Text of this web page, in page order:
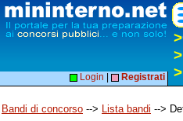
>
>
>
Login Registrati
Bandi di concorso --> Lista bandi -->